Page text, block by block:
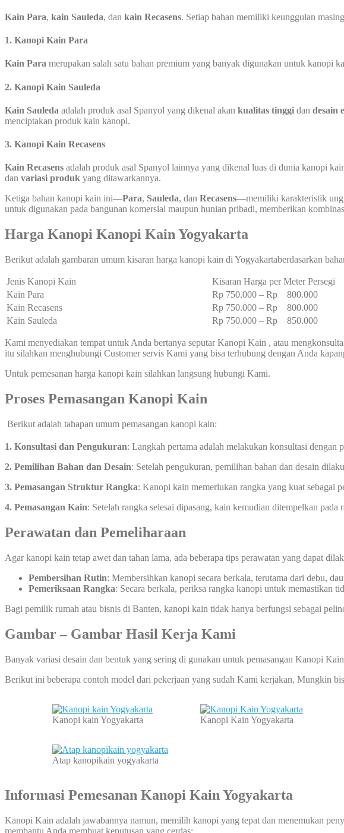
Kain Para, kain Sauleda, dan kain Recasens. Setiap bahan memiliki keunggulan
1. Kanopi Kain Para
Kain Para merupakan salah satu bahan premium yang banyak digunakan untuk kanopi
2. Kanopi Kain Sauleda
Kain Sauleda adalah produk asal Spanyol yang dikenal akan kualitas tinggi dan desain
menciptakan produk kain kanopi.
3. Kanopi Kain Recasens
Kain Recasens adalah produk asal Spanyol lainnya yang dikenal luas di dunia kanopi
dan variasi produk yang ditawarkannya.
Ketiga bahan kanopi kain ini—Para, Sauleda, dan Recasens—memiliki karakteristik
untuk digunakan pada bangunan komersial maupun hunian pribadi, memberikan
Harga Kanopi Kanopi Kain Yogyakarta
Berikut adalah gambaran umum kisaran harga kanopi kain di Yogyakartaberdasarkan
Jenis Kanopi Kain
Kisaran Harga per Meter Persegi
Kain Para
Rp 750.000 – Rp 800.000
Kain Recasens
Rp 750.000 – Rp 800.000
Kain Sauleda
Rp 750.000 – Rp 850.000
Kami menyediakan tempat untuk Anda bertanya seputar Kanopi Kain , atau
itu silahkan menghubungi Customer servis Kami yang bisa terhubung dengan Anda
Untuk pemesanan harga kanopi kain silahkan langsung hubungi Kami.
Proses Pemasangan Kanopi Kain
Berikut adalah tahapan umum pemasangan kanopi kain:
1. Konsultasi dan Pengukuran: Langkah pertama adalah melakukan konsultasi
2. Pemilihan Bahan dan Desain: Setelah pengukuran, pemilihan bahan dan desain
3. Pemasangan Struktur Rangka: Kanopi kain memerlukan rangka yang kuat sebagai
4. Pemasangan Kain: Setelah rangka selesai dipasang, kain kemudian ditempelkan
Perawatan dan Pemeliharaan
Agar kanopi kain tetap awet dan tahan lama, ada beberapa tips perawatan yang dapat
Pembersihan Rutin: Membersihkan kanopi secara berkala, terutama dari debu,
Pemeriksaan Rangka: Secara berkala, periksa rangka kanopi untuk memastikan
Bagi pemilik rumah atau bisnis di Banten, kanopi kain tidak hanya berfungsi sebagai
Gambar – Gambar Hasil Kerja Kami
Banyak variasi desain dan bentuk yang sering di gunakan untuk pemasangan Kanopi
Berikut ini beberapa contoh model dari pekerjaan yang sudah Kami kerjakan, Mungkin
Kanopi kain Yogyakarta Kanopi Kain Yogyakarta
Atap kanopikain yogyakarta
Informasi Pemesanan Kanopi Kain Yogyakarta
Kanopi Kain adalah jawabannya namun, memilih kanopi yang tepat dan menemukan
membantu Anda membuat keputusan yang cerdas: